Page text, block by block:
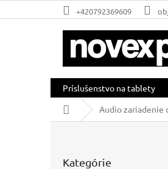
na
+420792369609
Príslušenstvo na tablety
DomovAudio zariadenie
kategórie
Kategórie